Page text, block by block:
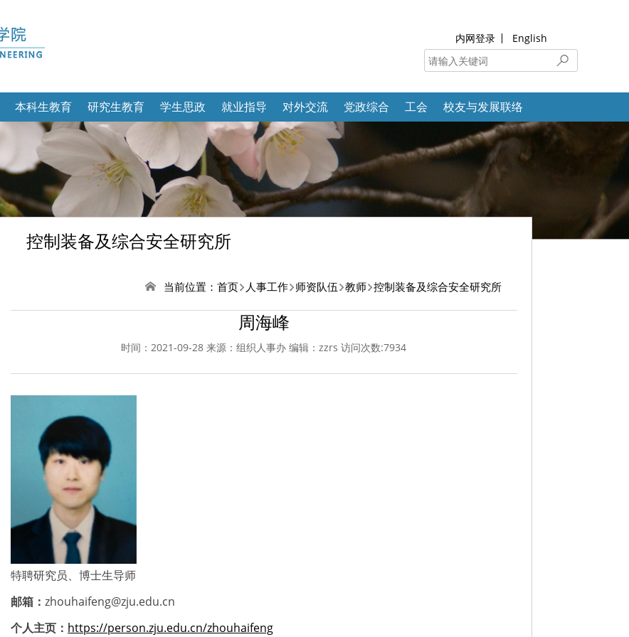
内网登录 English
本科生教育 研究生教育 学生思政 就业指导 对外交流 党政综合 工会 校友与发展联络
控制装备及综合安全研究所
当前位置： 首页 人事工作 师资队伍 教师 控制装备及综合安全研究所
周海峰
时间：2021-09-28 来源：组织人事办 编辑：zzrs 访问次数:7934
特聘研究员、博士生导师
邮箱：zhouhaifeng@zju.edu.cn
个人主页： https://person.zju.edu.cn/zhouhaifeng